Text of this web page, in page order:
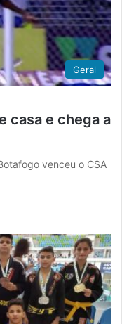
Geral
casa e chega a
venceu o CSA